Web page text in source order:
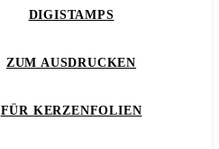
DIGISTAMPS
ZUM AUSDRUCKEN
FÜR KERZENFOLIEN